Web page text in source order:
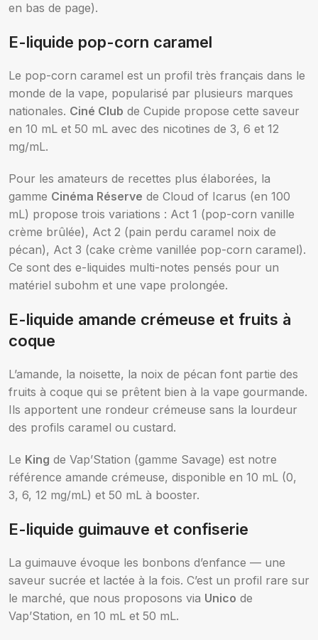
en bas de page).
E-liquide pop-corn caramel
Le pop-corn caramel est un profil très français dans le
monde de la vape, popularisé par plusieurs marques
nationales. Ciné Club de Cupide propose cette saveur
en 10 mL et 50 mL avec des nicotines de 3, 6 et 12
mg/mL.
Pour les amateurs de recettes plus élaborées, la
gamme Cinéma Réserve de Cloud of Icarus (en 100
mL) propose trois variations : Act 1 (pop-corn vanille
crème brûlée), Act 2 (pain perdu caramel noix de
pécan), Act 3 (cake crème vanillée pop-corn caramel).
Ce sont des e-liquides multi-notes pensés pour un
matériel subohm et une vape prolongée.
E-liquide amande crémeuse et fruits à
coque
L’amande, la noisette, la noix de pécan font partie des
fruits à coque qui se prêtent bien à la vape gourmande.
Ils apportent une rondeur crémeuse sans la lourdeur
des profils caramel ou custard.
Le King de Vap’Station (gamme Savage) est notre
référence amande crémeuse, disponible en 10 mL (0,
3, 6, 12 mg/mL) et 50 mL à booster.
E-liquide guimauve et confiserie
La guimauve évoque les bonbons d’enfance — une
saveur sucrée et lactée à la fois. C’est un profil rare sur
le marché, que nous proposons via Unico de
Vap’Station, en 10 mL et 50 mL.